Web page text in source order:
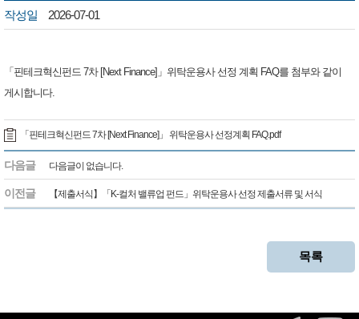
작성일 2026-07-01
「핀테크혁신펀드 7차 [Next Finance]」위탁운용사 선정 계획 FAQ를 첨부와 같이
게시합니다.
「핀테크혁신펀드 7차 [Next Finance]」 위탁운용사 선정계획 FAQ.pdf
다음글 다음글이 없습니다.
이전글 【제출서식】「K-컬처 밸류업 펀드」위탁운용사 선정 제출서류 및 서식
목록